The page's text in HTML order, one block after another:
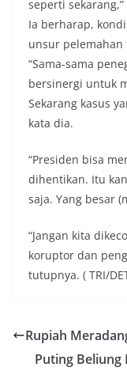
seperti
Ia berharap,
unsur
“Sama-sama
bersinergi untuk
Sekarang kasus
kata dia.
“Presiden bisa
dihentikan. Itu
saja. Yang besar
“Jangan kita
koruptor dan
tutupnya. ( TRI/
Rupiah
Puting Beliung